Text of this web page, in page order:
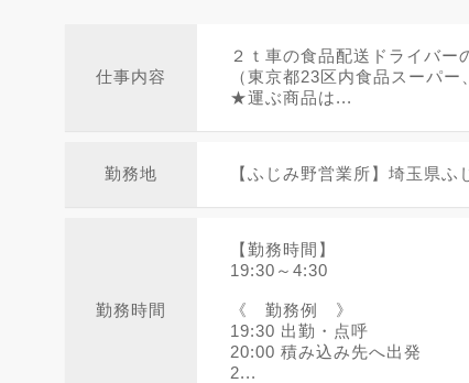
仕事内容
２ｔ車の食品配送ドライバー
（東京都23区内食品スーパー
★運ぶ商品は...
勤務地 【ふじみ野営業所】埼玉県
勤務時間
【勤務時間】
19:30～4:30
《 勤務例 》
19:30 出勤・点呼
20:00 積み込み先へ出発
2...